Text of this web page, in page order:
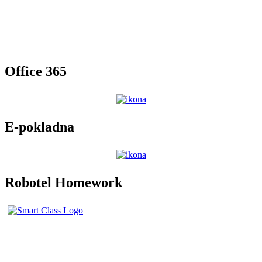
Office 365
E-pokladna
Robotel Homework